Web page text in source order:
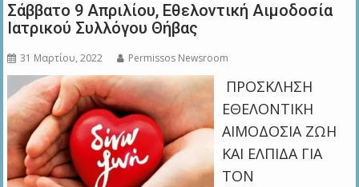
Σάββατο 9 Απριλίου, Εθελοντική Αιμοδοσία
Ιατρικού Συλλόγου Θήβας
31 Μαρτίου, 2022 Permissos Newsroom
ΠΡΟΣΚΛΗΣΗ
ΕΘΕΛΟΝΤΙΚΗ
ΑΙΜΟΔΟΣΙΑ ΖΩΗ
ΚΑΙ ΕΛΠΙΔΑ ΓΙΑ
ΤΟΝ